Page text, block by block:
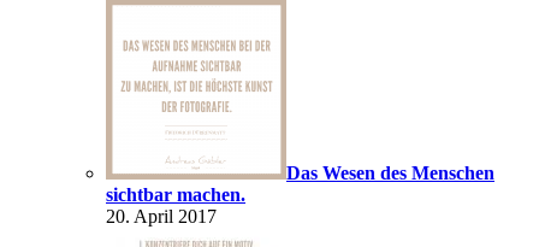
Das Wesen des Menschen
sichtbar machen.
20. April 2017